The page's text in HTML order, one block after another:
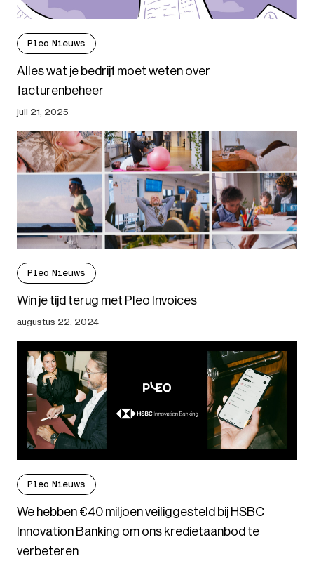
Pleo Nieuws
Alles wat je bedrijf moet weten over
facturenbeheer
juli 21, 2025
Pleo Nieuws
Win je tijd terug met Pleo Invoices
augustus 22, 2024
Pleo Nieuws
We hebben €40 miljoen veiliggesteld bij HSBC
Innovation Banking om ons kredietaanbod te
verbeteren